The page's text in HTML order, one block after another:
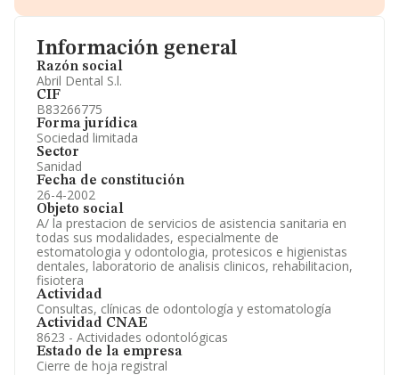
Información general
Razón social
Abril Dental S.l.
CIF
B83266775
Forma jurídica
Sociedad limitada
Sector
Sanidad
Fecha de constitución
26-4-2002
Objeto social
A/ la prestacion de servicios de asistencia sanitaria en
todas sus modalidades, especialmente de
estomatologia y odontologia, protesicos e higienistas
dentales, laboratorio de analisis clinicos, rehabilitacion,
fisiotera
Actividad
Consultas, clínicas de odontología y estomatología
Actividad CNAE
8623 - Actividades odontológicas
Estado de la empresa
Cierre de hoja registral
Información oficial y registral complementaria.